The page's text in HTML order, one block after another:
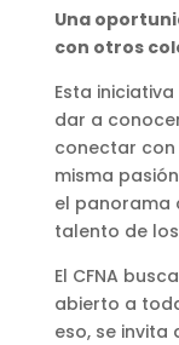
Una
con otros
Esta
dar a
conectar
misma
el panorama
talento de
El CFNA
abierto a
eso, se